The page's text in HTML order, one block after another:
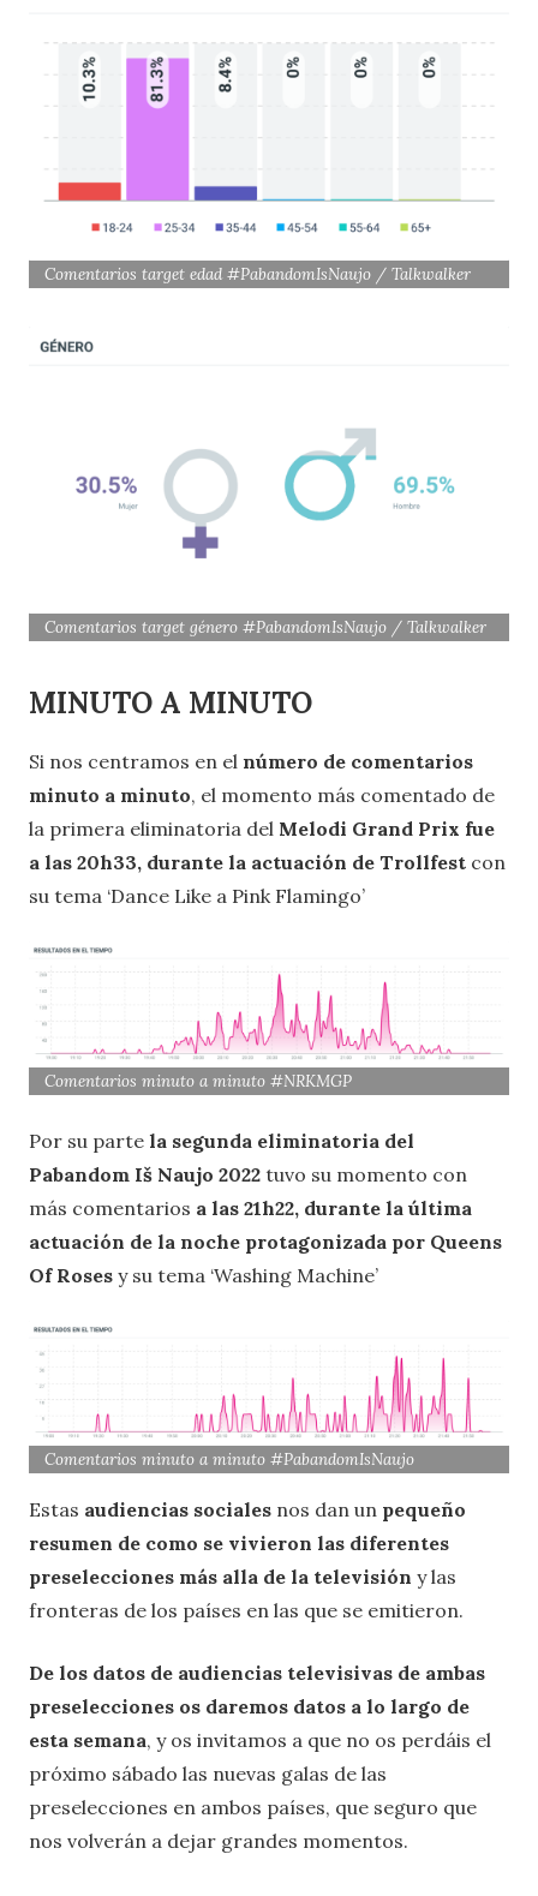
Comentarios target edad #PabandomIsNaujo / Talkwalker
Comentarios target género #PabandomIsNaujo / Talkwalker
MINUTO A MINUTO
Si nos centramos en el número de comentarios
minuto a minuto, el momento más comentado de
la primera eliminatoria del Melodi Grand Prix fue
a las 20h33, durante la actuación de Trollfest con
su tema ‘Dance Like a Pink Flamingo’
Comentarios minuto a minuto #NRKMGP
Por su parte la segunda eliminatoria del
Pabandom Iš Naujo 2022 tuvo su momento con
más comentarios a las 21h22, durante la última
actuación de la noche protagonizada por Queens
Of Roses y su tema ‘Washing Machine’
Comentarios minuto a minuto #PabandomIsNaujo
Estas audiencias sociales nos dan un pequeño
resumen de como se vivieron las diferentes
preselecciones más alla de la televisión y las
fronteras de los países en las que se emitieron.
De los datos de audiencias televisivas de ambas
preselecciones os daremos datos a lo largo de
esta semana, y os invitamos a que no os perdáis el
próximo sábado las nuevas galas de las
preselecciones en ambos países, que seguro que
nos volverán a dejar grandes momentos.